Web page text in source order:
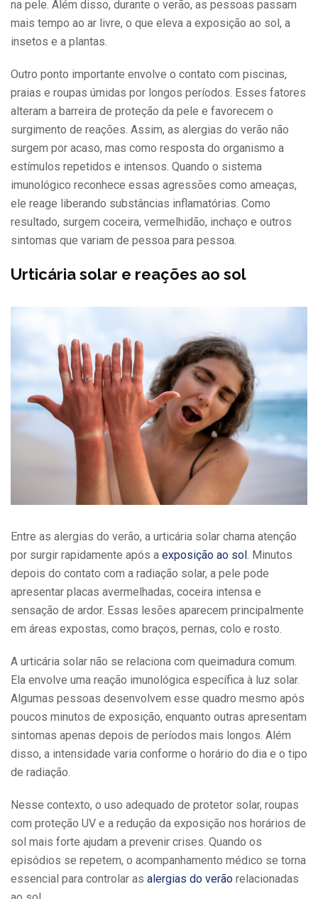
na pele. Além disso, durante o verão, as pessoas passam
mais tempo ao ar livre, o que eleva a exposição ao sol, a
insetos e a plantas.
Outro ponto importante envolve o contato com piscinas,
praias e roupas úmidas por longos períodos. Esses fatores
alteram a barreira de proteção da pele e favorecem o
surgimento de reações. Assim, as alergias do verão não
surgem por acaso, mas como resposta do organismo a
estímulos repetidos e intensos. Quando o sistema
imunológico reconhece essas agressões como ameaças,
ele reage liberando substâncias inflamatórias. Como
resultado, surgem coceira, vermelhidão, inchaço e outros
sintomas que variam de pessoa para pessoa.
Urticária solar e reações ao sol
Entre as alergias do verão, a urticária solar chama atenção
por surgir rapidamente após a exposição ao sol . Minutos
depois do contato com a radiação solar, a pele pode
apresentar placas avermelhadas, coceira intensa e
sensação de ardor. Essas lesões aparecem principalmente
em áreas expostas, como braços, pernas, colo e rosto.
A urticária solar não se relaciona com queimadura comum.
Ela envolve uma reação imunológica específica à luz solar.
Algumas pessoas desenvolvem esse quadro mesmo após
poucos minutos de exposição, enquanto outras apresentam
sintomas apenas depois de períodos mais longos. Além
disso, a intensidade varia conforme o horário do dia e o tipo
de radiação.
Nesse contexto, o uso adequado de protetor solar, roupas
com proteção UV e a redução da exposição nos horários de
sol mais forte ajudam a prevenir crises. Quando os
episódios se repetem, o acompanhamento médico se torna
essencial para controlar as alergias do verão relacionadas